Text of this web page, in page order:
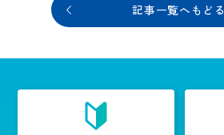
記事一覧へもどる